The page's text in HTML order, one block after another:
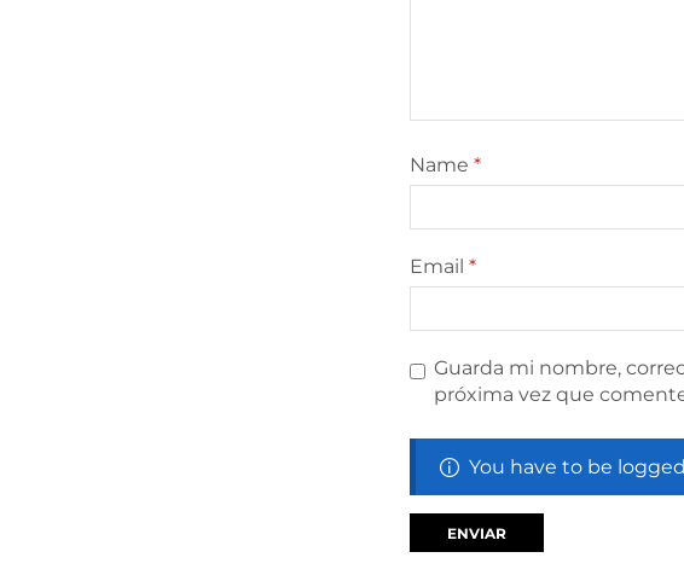
Name *
Email *
Guarda mi nombre,
próxima vez que
You have to be